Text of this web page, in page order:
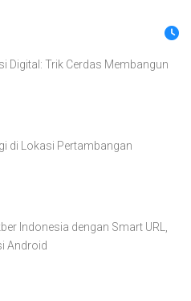
Digital: Trik Cerdas Membangun
di Lokasi Pertambangan
Indonesia dengan Smart URL,
Android